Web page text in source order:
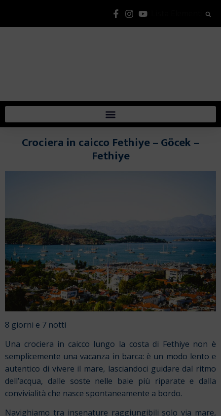
Crociera in caicco Fethiye – Göcek –
Fethiye
8 giorni e 7 notti
Una crociera in caicco lungo la costa di Fethiye non è
semplicemente una vacanza in barca: è un modo lento e
autentico di vivere il mare, lasciandoci guidare dal ritmo
dell’acqua, dalle soste nelle baie più riparate e dalla
convivialità che nasce spontaneamente a bordo.
Navighiamo tra insenature raggiungibili solo via mare,